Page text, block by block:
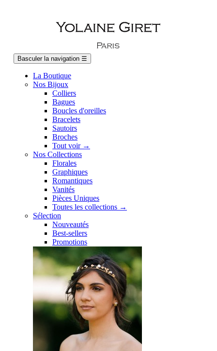
Basculer la navigation ☰
La Boutique
Nos Bijoux
Colliers
Bagues
Boucles d'oreilles
Bracelets
Sautoirs
Broches
Tout voir →
Nos Collections
Florales
Graphiques
Romantiques
Vanités
Pièces Uniques
Toutes les collections →
Sélection
Nouveautés
Best-sellers
Promotions